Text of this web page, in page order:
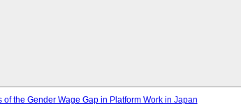
of the Gender Wage Gap in Platform Work in Japan